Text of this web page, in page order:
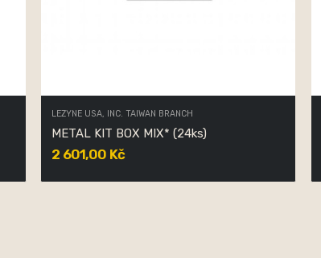
LEZYNE USA, INC. TAIWAN BRANCH
METAL KIT BOX MIX* (24ks)
2 601,00 Kč